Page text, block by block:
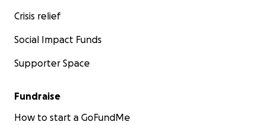
Crisis relief
Social Impact Funds
Supporter Space
Fundraise
How to start a GoFundMe